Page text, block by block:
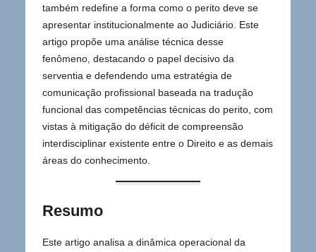
também redefine a forma como o perito deve se
apresentar institucionalmente ao Judiciário. Este
artigo propõe uma análise técnica desse
fenômeno, destacando o papel decisivo da
serventia e defendendo uma estratégia de
comunicação profissional baseada na tradução
funcional das competências técnicas do perito, com
vistas à mitigação do déficit de compreensão
interdisciplinar existente entre o Direito e as demais
áreas do conhecimento.
Resumo
Este artigo analisa a dinâmica operacional da